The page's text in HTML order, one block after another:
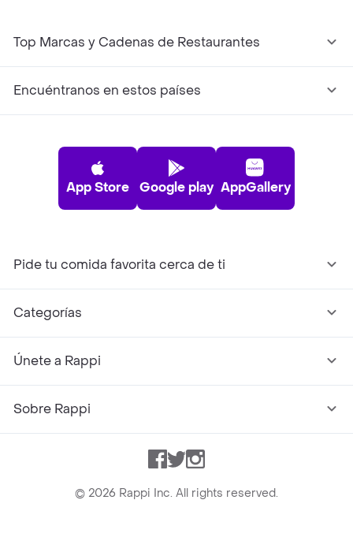
Top Marcas y Cadenas de Restaurantes
Encuéntranos en estos países
App Store Google play AppGallery
Pide tu comida favorita cerca de ti
Categorías
Únete a Rappi
Sobre Rappi
Facebook
TwitterInstagram
© 2026 Rappi Inc. All rights reserved.